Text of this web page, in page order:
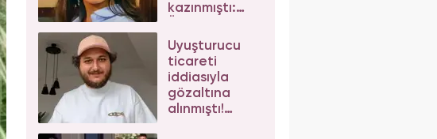
kazınmıştı:
oyuncunun
değişimi şoke
etti
Uyuşturucu
ticareti
iddiasıyla
gözaltına
alınmıştı!